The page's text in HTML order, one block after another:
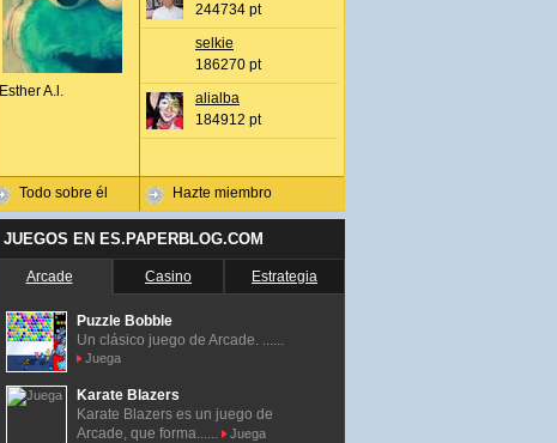
Esther A.l.
Todo sobre él
244734 pt
selkie
186270 pt
alialba
184912 pt
Hazte miembro
JUEGOS EN ES.PAPERBLOG.COM
Arcade Casino Estrategia
Puzzle Bobble
Un clásico juego de Arcade. ......
Juega
Karate Blazers
Karate Blazers es un juego de
Arcade, que forma......
Juega